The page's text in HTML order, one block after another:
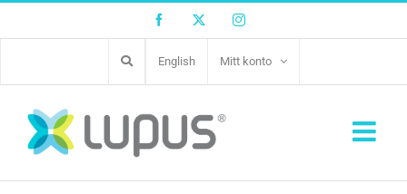
Facebook Twitter Instagram
English Mitt konto